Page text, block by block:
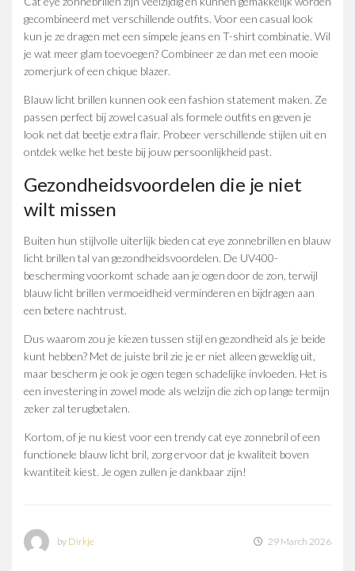
gecombineerd met verschillende outfits. Voor een casual look
kun je ze dragen met een simpele jeans en T-shirt combinatie. Wil
je wat meer glam toevoegen? Combineer ze dan met een mooie
zomerjurk of een chique blazer.
Blauw licht brillen kunnen ook een fashion statement maken. Ze
passen perfect bij zowel casual als formele outfits en geven je
look net dat beetje extra flair. Probeer verschillende stijlen uit en
ontdek welke het beste bij jouw persoonlijkheid past.
Gezondheidsvoordelen die je niet
wilt missen
Buiten hun stijlvolle uiterlijk bieden cat eye zonnebrillen en blauw
licht brillen tal van gezondheidsvoordelen. De UV400-
bescherming voorkomt schade aan je ogen door de zon, terwijl
blauw licht brillen vermoeidheid verminderen en bijdragen aan
een betere nachtrust.
Dus waarom zou je kiezen tussen stijl en gezondheid als je beide
kunt hebben? Met de juiste bril zie je er niet alleen geweldig uit,
maar bescherm je ook je ogen tegen schadelijke invloeden. Het is
een investering in zowel mode als welzijn die zich op lange termijn
zeker zal terugbetalen.
Kortom, of je nu kiest voor een trendy cat eye zonnebril of een
functionele blauw licht bril, zorg ervoor dat je kwaliteit boven
kwantiteit kiest. Je ogen zullen je dankbaar zijn!
by Dirkje 29 March 2026